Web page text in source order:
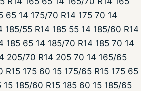
65 14 175/70 R14 175 70 14
185/55 R14 185 55 14 185/60 R14
185 65 14 185/70 R14 185 70 14
205/70 R14 205 70 14 165/65
R15 175 60 15 175/65 R15 175 65
15 185/60 R15 185 60 15 185/65